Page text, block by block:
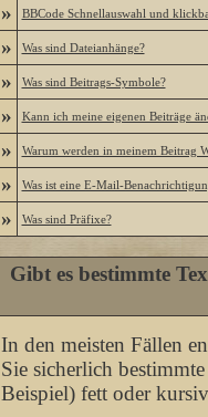
» BBCode Schnellauswahl und
» Was sind Dateianhänge?
» Was sind Beitrags-Symbole?
» Kann ich meine eigenen Beiträge
» Warum werden in meinem Beitrag
» Was ist eine E-Mail-
» Was sind Präfixe?
Gibt es bestimmte
In den meisten Fällen
Sie sicherlich
Beispiel) fett oder